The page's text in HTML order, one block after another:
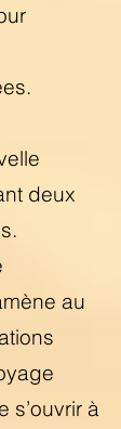
deux
au
s’ouvrir à